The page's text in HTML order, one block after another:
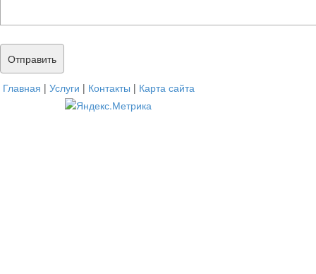
Главная | Услуги | Контакты | Карта сайта